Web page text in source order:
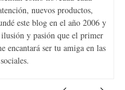
nuevos productos,
este blog en el año 2006 y
y pasión que el primer
encantará ser tu amiga en las